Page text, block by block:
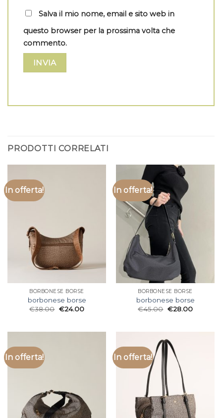
Salva il mio nome, email e sito web in
questo browser per la prossima volta che
commento.
PRODOTTI CORRELATI
In offerta!
BORBONESE BORSE
borbonese borse
€38.00 €24.00
In offerta!
BORBONESE BORSE
borbonese borse
€45.00 €28.00
In offerta! In offerta!